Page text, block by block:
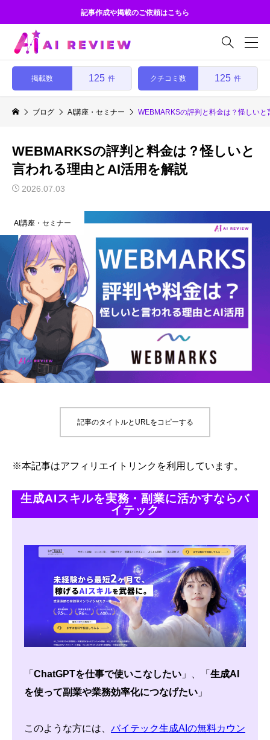
記事作成や掲載のご依頼はこちら

掲載数 125 件 クチコミ数 125 件
ブログ AI講座・セミナー WEBMARKSの評判と料金は？怪しい
WEBMARKSの評判と料金は？怪しいと
言われる理由とAI活用を解説
2026.07.03
AI講座・セミナー
記事のタイトルとURLをコピーする
※本記事はアフィリエイトリンクを利用しています。
生成AIスキルを実務・副業に活かすならバ
イテック
「 ChatGPTを仕事で使いこなしたい 」、「 生成AI
を使って副業や業務効率化につなげたい 」
このような方には、 バイテック生成AIの無料カウン